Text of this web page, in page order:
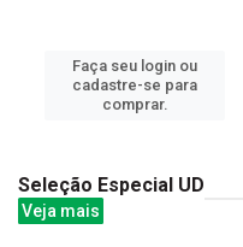
Faça seu login ou
cadastre-se para
comprar.
Seleção Especial UD
Veja mais